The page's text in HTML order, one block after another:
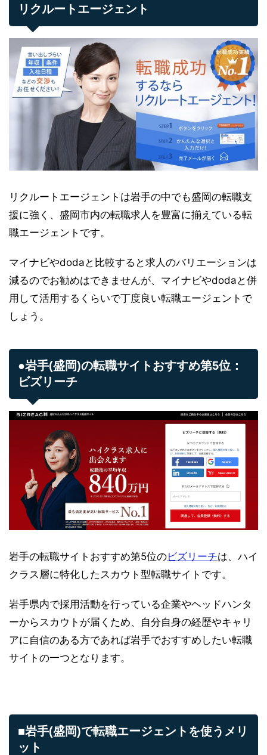
リクルートエージェント
リクルートエージェントは岩手の中でも盛岡の転職支
援に強く、盛岡市内の転職求人を豊富に揃えている転
職エージェントです。
マイナビやdodaと比較すると求人のバリエーションは
減るのでお勧めはできませんが、マイナビやdodaと併
用して活用するくらいで丁度良い転職エージェントで
しょう。
●岩手(盛岡)の転職サイトおすすめ第5位：
ビズリーチ
岩手の転職サイトおすすめ第5位のビズリーチは、ハイ
クラス層に特化したスカウト型転職サイトです。
岩手県内で採用活動を行っている企業やヘッドハンタ
ーからスカウトが届くため、自分自身の経歴やキャリ
アに自信のある方であれば岩手でおすすめしたい転職
サイトの一つとなります。
■岩手(盛岡)で転職エージェントを使うメリ
ット